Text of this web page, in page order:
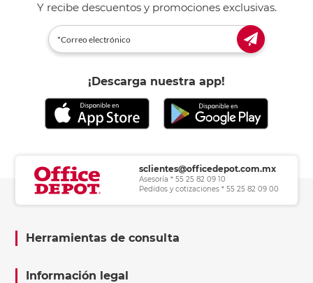
Y recibe descuentos y promociones exclusivas.
¡Descarga nuestra app!
sclientes@officedepot.com.mx
Asesoría * 55 25 82 09 10
Pedidos y cotizaciones * 55 25 82 09 00
Herramientas de consulta
Información legal